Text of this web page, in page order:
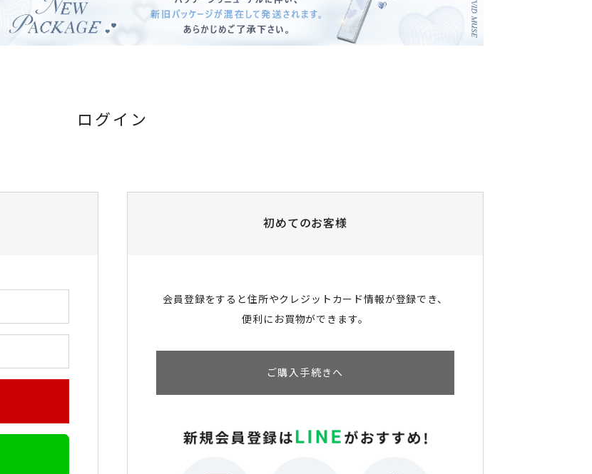
ログイン
初めてのお客様
会員登録をすると住所やクレジットカード情報が登録でき、
便利にお買物ができます。
ご購入手続きへ